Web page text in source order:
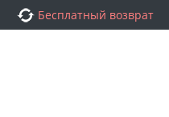
Бесплатный возврат